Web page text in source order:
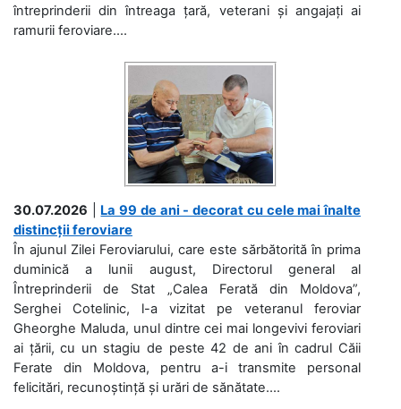
întreprinderii din întreaga țară, veterani și angajați ai
ramurii feroviare....
30.07.2026
La 99 de ani - decorat cu cele mai înalte
distincții feroviare
În ajunul Zilei Feroviarului, care este sărbătorită în prima
duminică a lunii august, Directorul general al
Întreprinderii de Stat „Calea Ferată din Moldova”,
Serghei Cotelinic, l-a vizitat pe veteranul feroviar
Gheorghe Maluda, unul dintre cei mai longevivi feroviari
ai țării, cu un stagiu de peste 42 de ani în cadrul Căii
Ferate din Moldova, pentru a-i transmite personal
felicitări, recunoștință și urări de sănătate....